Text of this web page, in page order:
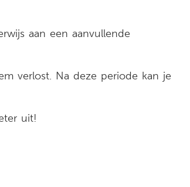
aan een aanvullende
verlost. Na deze periode kan je
uit!